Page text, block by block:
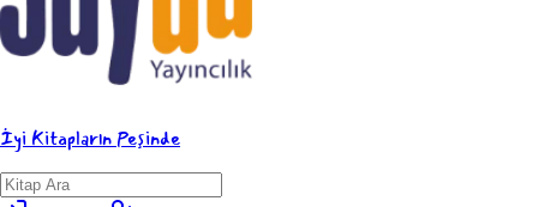
İyi Kitapların Peşinde